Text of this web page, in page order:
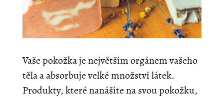
Vaše pokožka je největším orgánem vašeho
těla a absorbuje velké množství látek.
Produkty, které nanášíte na svou pokožku,